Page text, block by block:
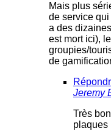
Mais plus
de service
a des
est mort ici),
groupies/
de
Jeremy
Très
plaques